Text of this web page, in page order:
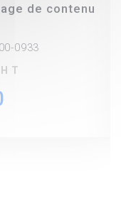
de contenu
0933